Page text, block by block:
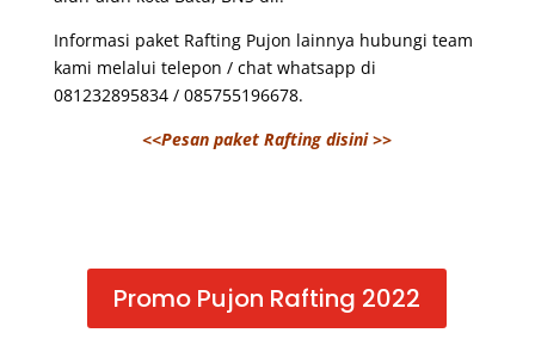
Informasi paket Rafting Pujon lainnya hubungi team
kami melalui telepon / chat whatsapp di
081232895834 / 085755196678.
<<Pesan paket Rafting disini >>
Promo Pujon Rafting 2022